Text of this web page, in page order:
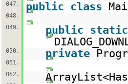
047.
public class
048.
049.
public static
050. private
051.
052.